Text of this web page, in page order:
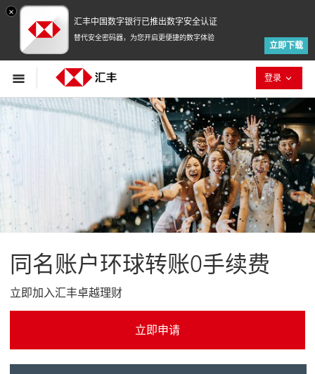
×
汇丰中国数字银行已推出数字安全认证
替代安全密码器，为您开启更便捷的数字体验
立即下载
登录 已折叠
同名账户环球转账0手续费
立即加入汇丰卓越理财
立即申请